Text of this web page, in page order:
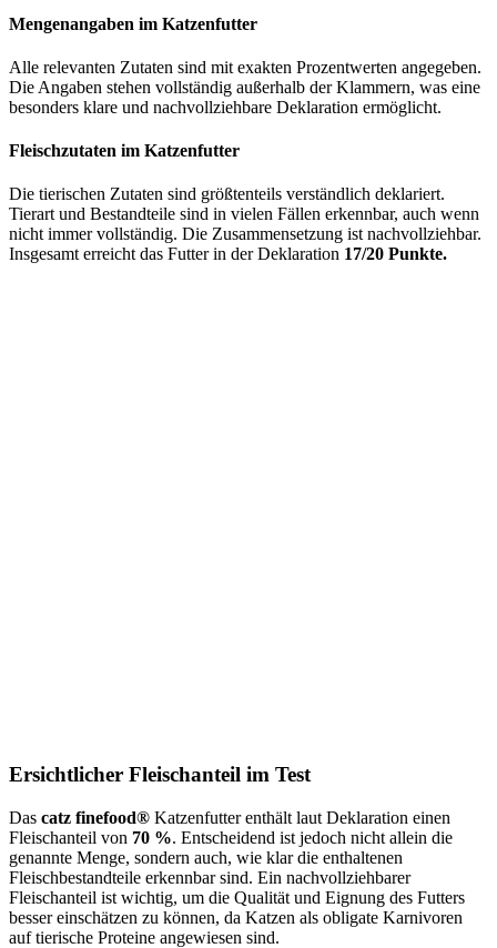
Mengenangaben im Katzenfutter
Alle relevanten Zutaten sind mit exakten Prozentwerten angegeben.
Die Angaben stehen vollständig außerhalb der Klammern, was eine
besonders klare und nachvollziehbare Deklaration ermöglicht.
Fleischzutaten im Katzenfutter
Die tierischen Zutaten sind größtenteils verständlich deklariert.
Tierart und Bestandteile sind in vielen Fällen erkennbar, auch wenn
nicht immer vollständig. Die Zusammensetzung ist nachvollziehbar.
Insgesamt erreicht das Futter in der Deklaration 17/20 Punkte.
Ersichtlicher Fleischanteil im Test
Das catz finefood® Katzenfutter enthält laut Deklaration einen
Fleischanteil von 70 %. Entscheidend ist jedoch nicht allein die
genannte Menge, sondern auch, wie klar die enthaltenen
Fleischbestandteile erkennbar sind. Ein nachvollziehbarer
Fleischanteil ist wichtig, um die Qualität und Eignung des Futters
besser einschätzen zu können, da Katzen als obligate Karnivoren
auf tierische Proteine angewiesen sind.